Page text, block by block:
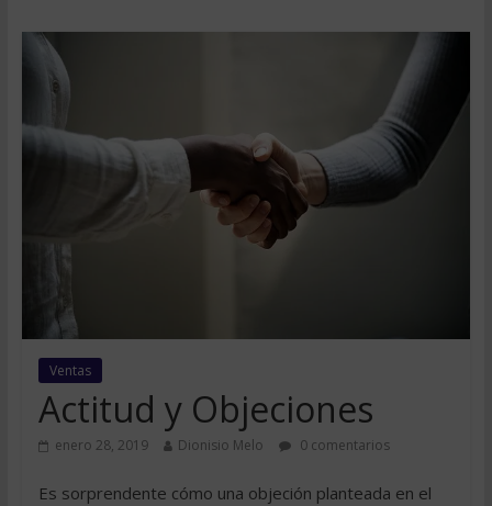
Ventas
Actitud y Objeciones
enero 28, 2019 Dionisio Melo 0 comentarios
Es sorprendente cómo una objeción planteada en el